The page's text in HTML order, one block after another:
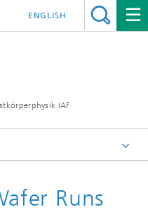
IAF
ENGLISH
Runs